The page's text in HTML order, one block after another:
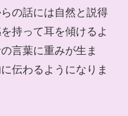
の話には自然と説得
持って耳を傾けるよ
言葉に重みが生ま
伝わるようになりま